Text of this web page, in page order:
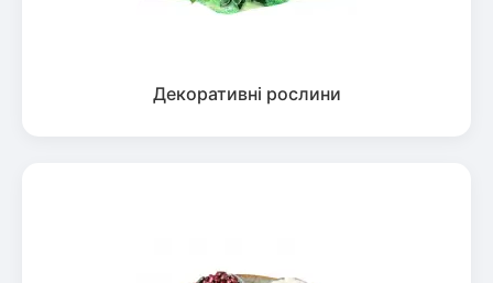
Декоративні рослини